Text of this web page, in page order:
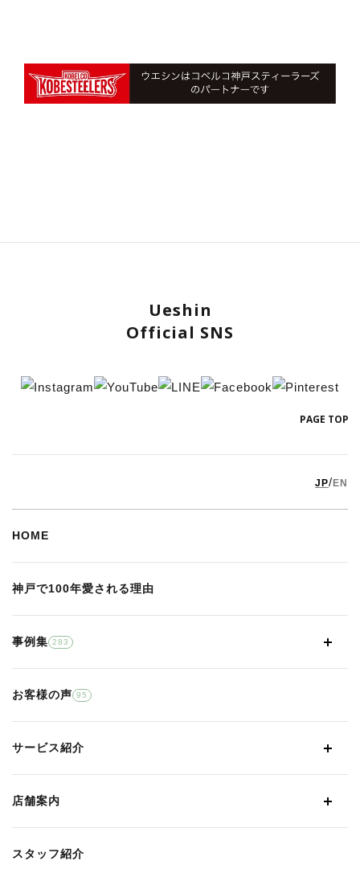
Ueshin
Official SNS
PAGE TOP
JP/ EN
HOME
神戸で100年愛される理由
事例集 283
お客様の声 95
サービス紹介
店舗案内
スタッフ紹介